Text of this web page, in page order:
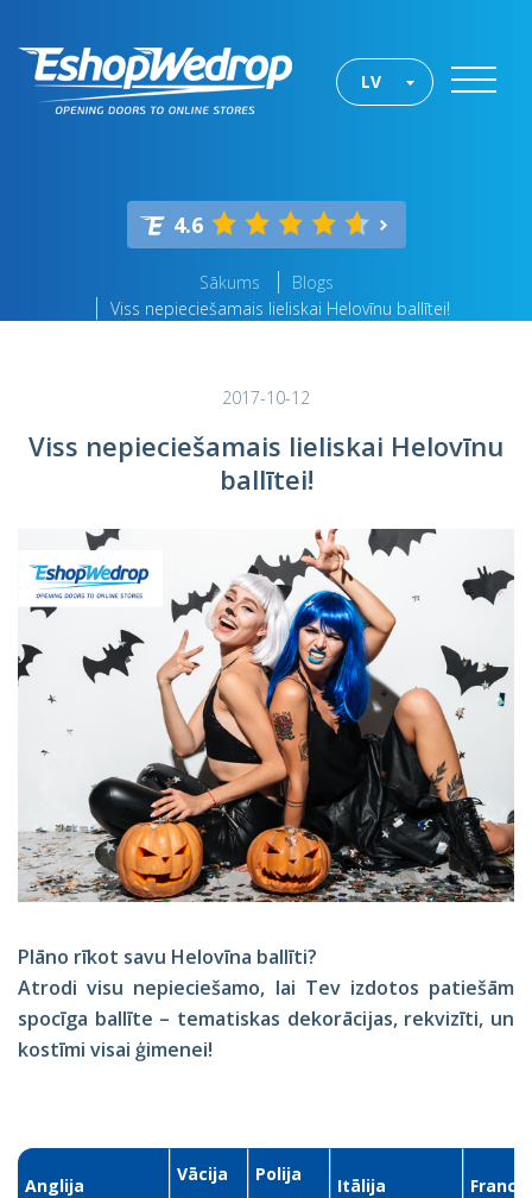
LV
4.6
Sākums
Blogs
Viss nepieciešamais lieliskai Helovīnu ballītei!
2017-10-12
Viss nepieciešamais lieliskai Helovīnu
ballītei!
Plāno rīkot savu Helovīna ballīti?
Atrodi visu nepieciešamo, lai Tev izdotos patiešām
spocīga ballīte – tematiskas dekorācijas, rekvizīti, un
kostīmi visai ģimenei!
Anglija
Vācija Polija
Itālija